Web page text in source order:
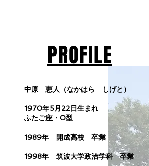
​PROFILE
中原 恵人（なかはら しげと）
1970年5月22日生まれ
ふたご座・O型
1989年 開成高校 卒業
1998年 筑波大学政治学科 卒業